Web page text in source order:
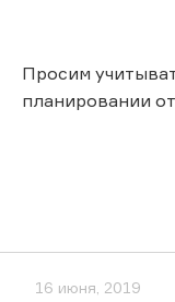
Просим
планировании
16 июня, 2019